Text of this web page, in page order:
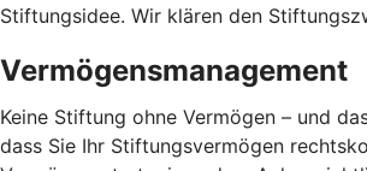
Stiftungsidee. Wir klären den
Vermögensmanagement
Keine Stiftung ohne Vermögen – und
dass Sie Ihr Stiftungsvermögen